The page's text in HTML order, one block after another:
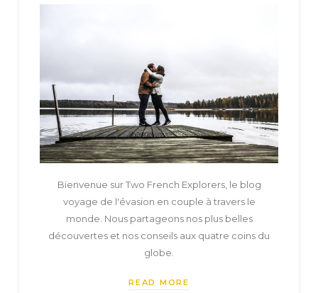
Bienvenue sur Two French Explorers, le blog
voyage de l'évasion en couple à travers le
monde. Nous partageons nos plus belles
découvertes et nos conseils aux quatre coins du
globe.
READ MORE